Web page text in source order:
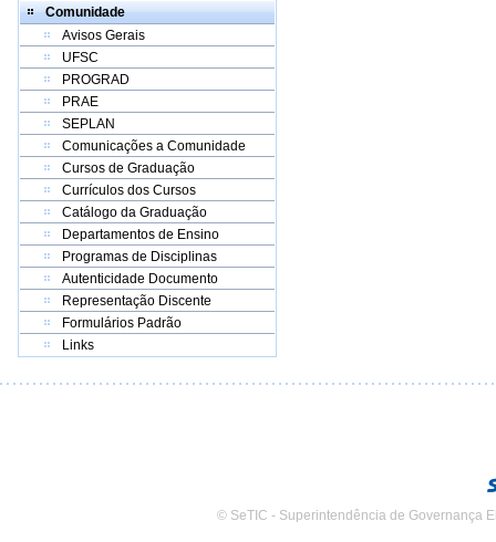
Comunidade
Avisos Gerais
UFSC
PROGRAD
PRAE
SEPLAN
Comunicações a Comunidade
Cursos de Graduação
Currículos dos Cursos
Catálogo da Graduação
Departamentos de Ensino
Programas de Disciplinas
Autenticidade Documento
Representação Discente
Formulários Padrão
Links
© SeTIC - Superintendência de Governança